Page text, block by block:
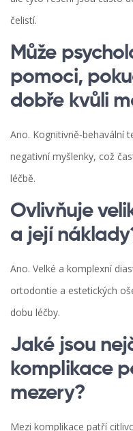
čelistí.
Může
pomoci,
dobře kvůli
Ano. Kognitivně‑behavální
negativní myšlenky, což
léčbě.
Ovlivňuje
a její
Ano. Velké a komplexní
ortodontie a estetických
dobu léčby.
Jaké jsou
komplikace
mezery?
Mezi komplikace patří